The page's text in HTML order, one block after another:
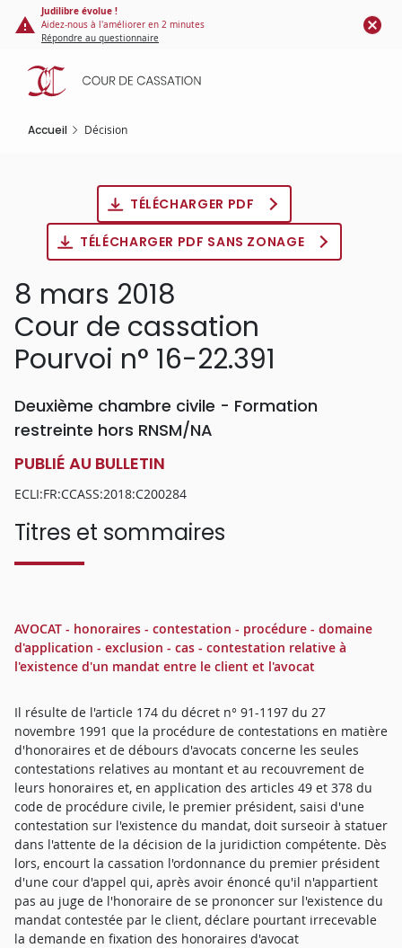
Panneau de gestion des cookies
contenu
principal
Judilibre évolue !
Aidez-nous à l'améliorer en 2 minutes
Répondre au questionnaire
Accueil Décision
TÉLÉCHARGER PDF
TÉLÉCHARGER PDF SANS ZONAGE
8 mars 2018
Cour de cassation
Pourvoi n° 16-22.391
Deuxième chambre civile - Formation
restreinte hors RNSM/NA
PUBLIÉ AU BULLETIN
ECLI:FR:CCASS:2018:C200284
Titres et sommaires
AVOCAT - honoraires - contestation - procédure - domaine
d'application - exclusion - cas - contestation relative à
l'existence d'un mandat entre le client et l'avocat
Il résulte de l'article 174 du décret n° 91-1197 du 27
novembre 1991 que la procédure de contestations en matière
d'honoraires et de débours d'avocats concerne les seules
contestations relatives au montant et au recouvrement de
leurs honoraires et, en application des articles 49 et 378 du
code de procédure civile, le premier président, saisi d'une
contestation sur l'existence du mandat, doit surseoir à statuer
dans l'attente de la décision de la juridiction compétente. Dès
lors, encourt la cassation l'ordonnance du premier président
d'une cour d'appel qui, après avoir énoncé qu'il n'appartient
pas au juge de l'honoraire de se prononcer sur l'existence du
mandat contestée par le client, déclare pourtant irrecevable
la demande en fixation des honoraires d'avocat